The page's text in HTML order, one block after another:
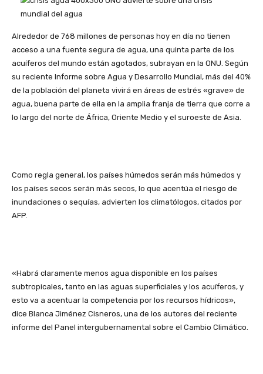
Alrededor de 768 millones de personas hoy en día no tienen
acceso a una fuente segura de agua, una quinta parte de los
acuíferos del mundo están agotados, subrayan en la ONU. Según
su reciente Informe sobre Agua y Desarrollo Mundial, más del 40%
de la población del planeta vivirá en áreas de estrés «grave» de
agua, buena parte de ella en la amplia franja de tierra que corre a
lo largo del norte de África, Oriente Medio y el suroeste de Asia.
Como regla general, los países húmedos serán más húmedos y
los países secos serán más secos, lo que acentúa el riesgo de
inundaciones o sequías, advierten los climatólogos, citados por
AFP.
«Habrá claramente menos agua disponible en los países
subtropicales, tanto en las aguas superficiales y los acuíferos, y
esto va a acentuar la competencia por los recursos hídricos»,
dice Blanca Jiménez Cisneros, una de los autores del reciente
informe del Panel intergubernamental sobre el Cambio Climático.